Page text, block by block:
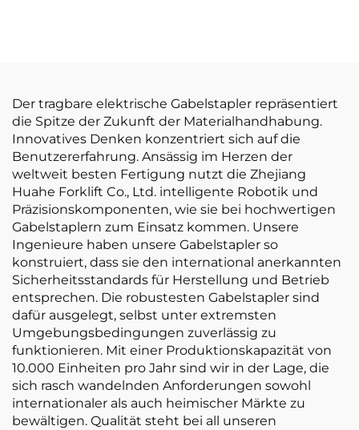
Der tragbare elektrische Gabelstapler repräsentiert
die Spitze der Zukunft der Materialhandhabung.
Innovatives Denken konzentriert sich auf die
Benutzererfahrung. Ansässig im Herzen der
weltweit besten Fertigung nutzt die Zhejiang
Huahe Forklift Co., Ltd. intelligente Robotik und
Präzisionskomponenten, wie sie bei hochwertigen
Gabelstaplern zum Einsatz kommen. Unsere
Ingenieure haben unsere Gabelstapler so
konstruiert, dass sie den international anerkannten
Sicherheitsstandards für Herstellung und Betrieb
entsprechen. Die robustesten Gabelstapler sind
dafür ausgelegt, selbst unter extremsten
Umgebungsbedingungen zuverlässig zu
funktionieren. Mit einer Produktionskapazität von
10.000 Einheiten pro Jahr sind wir in der Lage, die
sich rasch wandelnden Anforderungen sowohl
internationaler als auch heimischer Märkte zu
bewältigen. Qualität steht bei all unseren